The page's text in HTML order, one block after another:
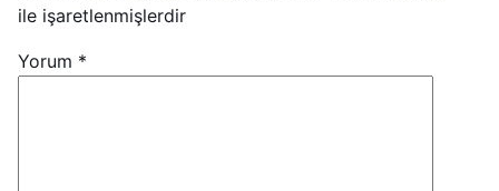
ile işaretlenmişlerdir
Yorum *